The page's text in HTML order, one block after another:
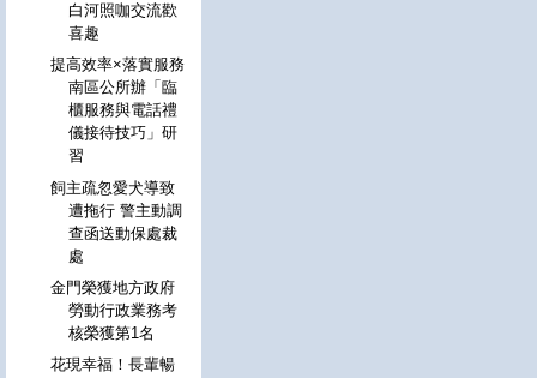
白河照咖交流歡
喜趣
提高效率×落實服務
南區公所辦「臨
櫃服務與電話禮
儀接待技巧」研
習
飼主疏忽愛犬導致
遭拖行 警主動調
查函送動保處裁
處
金門榮獲地方政府
勞動行政業務考
核榮獲第1名
花現幸福！長輩暢